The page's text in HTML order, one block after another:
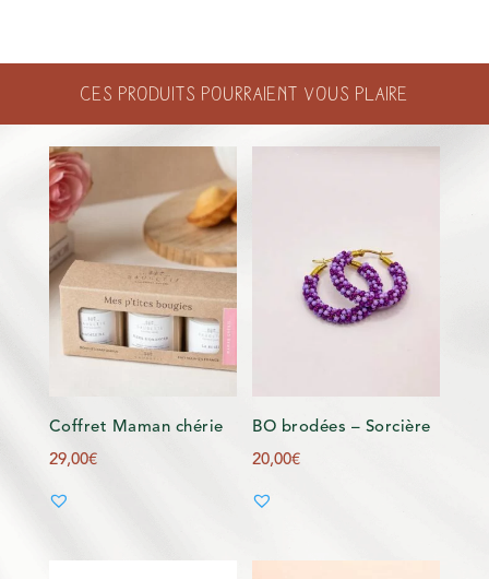
Ces produits pourraient vous plaire
Coffret Maman chérie
29,00€
BO brodées – Sorcière
20,00€